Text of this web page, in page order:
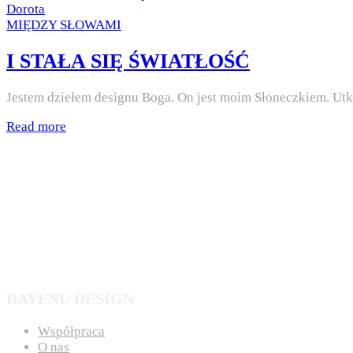
on
by
Dorota
Posted
MIĘDZY SŁOWAMI
I STAŁA SIĘ ŚWIATŁOŚĆ
Jestem dziełem designu Boga. On jest moim Słoneczkiem.
Read more
Współpraca
O nas